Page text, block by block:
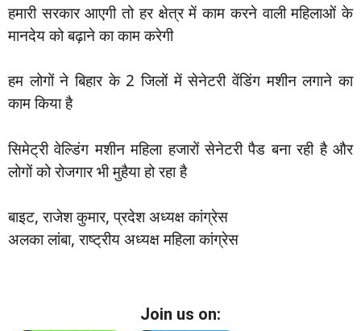
हमारी सरकार आएगी तो हर क्षेत्र में काम करने वाली महिलाओं के
मानदेय को बढ़ाने का काम करेगी
हम लोगों ने बिहार के 2 जिलों में सेनेटरी वेंडिंग मशीन लगाने का
काम किया है
सिमेट्री वेल्डिंग मशीन महिला हजारों सेनेटरी पैड बना रही है और
लोगों को रोजगार भी मुहैया हो रहा है
बाइट, राजेश कुमार, प्रदेश अध्यक्ष कांग्रेस
अलका लांबा, राष्ट्रीय अध्यक्ष महिला कांग्रेस
Join us on: